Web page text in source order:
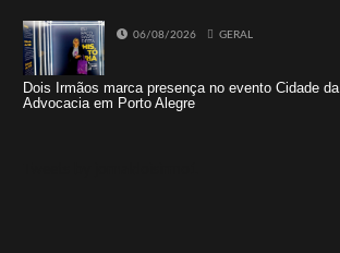
06/08/2026 GERAL
Dois Irmãos marca presença no evento Cidade da
Advocacia em Porto Alegre